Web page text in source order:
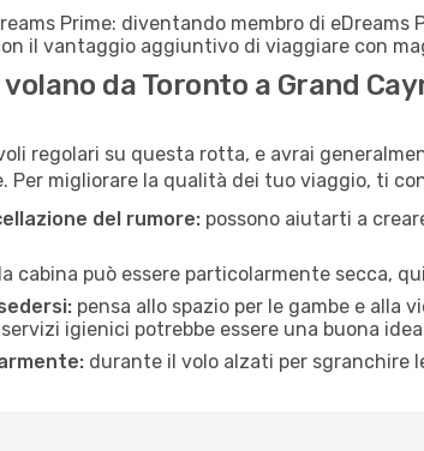
Prime: diventando membro di
il vantaggio aggiuntivo di viaggiare con
da Toronto a Grand
regolari su questa rotta, e avrai
migliorare la qualità dei tuo viaggio, ti
del rumore: possono aiutarti a
cabina può essere particolarmente secca,
pensa allo spazio per le gambe e alla
igienici potrebbe essere una buona
durante il volo alzati per sgranchire